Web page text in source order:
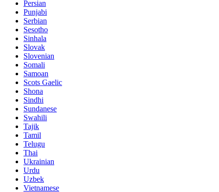
Persian
Punjabi
Serbian
Sesotho
Sinhala
Slovak
Slovenian
Somali
Samoan
Scots Gaelic
Shona
Sindhi
Sundanese
Swahili
Tajik
Tamil
Telugu
Thai
Ukrainian
Urdu
Uzbek
Vietnamese